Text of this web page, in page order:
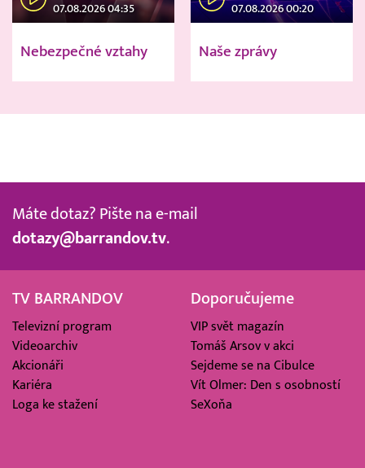
07.08.2026 04:35
Nebezpečné vztahy
07.08.2026 00:20
Naše zprávy
Máte dotaz? Pište na e-mail
dotazy@barrandov.tv.
TV BARRANDOV
Televizní program
Videoarchiv
Akcionáři
Kariéra
Loga ke stažení
Doporučujeme
VIP svět magazín
Tomáš Arsov v akci
Sejdeme se na Cibulce
Vít Olmer: Den s osobností
SeXoňa